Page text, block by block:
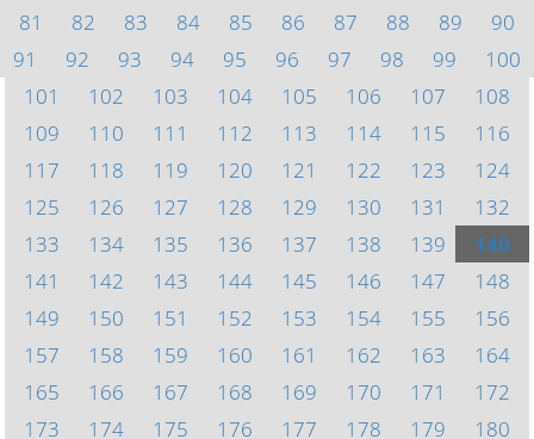
81
82 83 84 85 86 87 88 89
90
91
92 93 94 95 96 97 98 99
100
101
102 103 104 105 106 107
108
109
110 111 112 113 114 115
116
117
118 119 120 121 122 123
124
125
126 127 128 129 130 131
132
133
134 135 136 137 138 139
140
141
142 143 144 145 146 147
148
149
150 151 152 153 154 155
156
157
158 159 160 161 162 163
164
165
166 167 168 169 170 171
172
173
174 175 176 177 178 179
180